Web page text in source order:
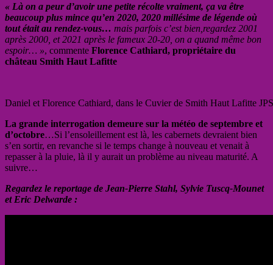
« Là on a peur d’avoir une petite récolte vraiment, ça va être
beaucoup plus mince qu’en 2020, 2020 millésime de légende où
tout était au rendez-vous… mais parfois c’est bien,regardez 2001
après 2000, et 2021 après le fameux 20-20, on a quand même bon
espoir… », commente Florence Cathiard, propriétaire du
château Smith Haut Lafitte
Daniel et Florence Cathiard, dans le Cuvier de Smith Haut Lafitte JPS
La grande interrogation demeure sur la météo de septembre et
d’octobre…Si l’ensoleillement est là, les cabernets devraient bien
s’en sortir, en revanche si le temps change à nouveau et venait à
repasser à la pluie, là il y aurait un problème au niveau maturité. A
suivre…
Regardez le reportage de Jean-Pierre Stahl, Sylvie Tuscq-Mounet
et Eric Delwarde :